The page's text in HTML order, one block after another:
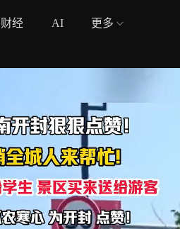
财经 AI 更多